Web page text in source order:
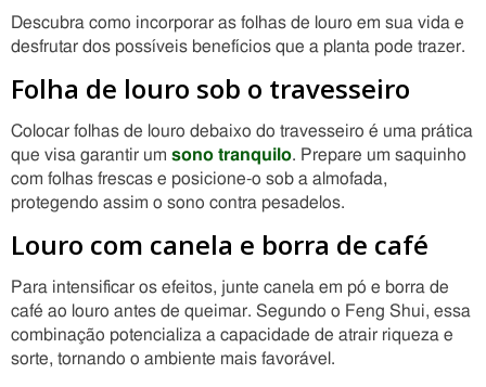
Descubra como incorporar as folhas de louro em sua vida e
desfrutar dos possíveis benefícios que a planta pode trazer.
Folha de louro sob o travesseiro
Colocar folhas de louro debaixo do travesseiro é uma prática
que visa garantir um sono tranquilo. Prepare um saquinho
com folhas frescas e posicione-o sob a almofada,
protegendo assim o sono contra pesadelos.
Louro com canela e borra de café
Para intensificar os efeitos, junte canela em pó e borra de
café ao louro antes de queimar. Segundo o Feng Shui, essa
combinação potencializa a capacidade de atrair riqueza e
sorte, tornando o ambiente mais favorável.